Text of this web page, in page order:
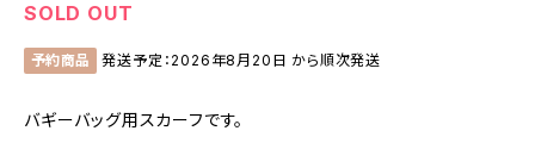
SOLD OUT
予約商品 発送予定：2026年8月20日 から順次発送
バギーバッグ用スカーフです。